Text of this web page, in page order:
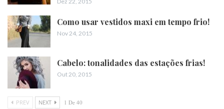
Como usar vestidos maxi em tempo frio!
Nov 24, 2015
Cabelo: tonalidades das estações frias!
Out 20, 2015
PREV NEXT 1 De 40